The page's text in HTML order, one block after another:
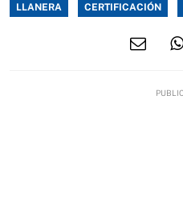
LLANERA CERTIFICACIÓN